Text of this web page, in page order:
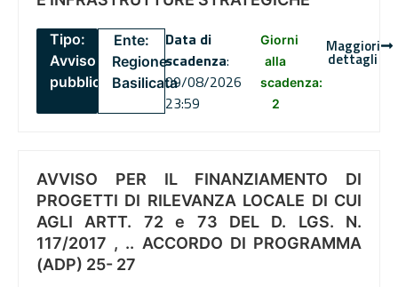
Tipo:
Avviso
pubblico
Ente:
Regione
Basilicata
Data di
scadenza:
09/08/2026
23:59
Giorni
alla
scadenza:
2
Maggiori
dettagli
AVVISO PER IL FINANZIAMENTO DI
PROGETTI DI RILEVANZA LOCALE DI CUI
AGLI ARTT. 72 e 73 DEL D. LGS. N.
117/2017 , .. ACCORDO DI PROGRAMMA
(ADP) 25- 27